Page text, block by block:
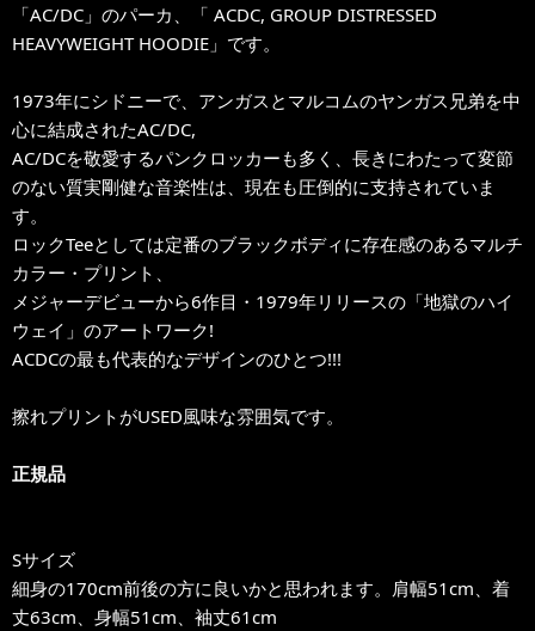
「AC/DC」のパーカ、「 ACDC, GROUP DISTRESSED
HEAVYWEIGHT HOODIE」です。
1973年にシドニーで、アンガスとマルコムのヤンガス兄弟を中
心に結成されたAC/DC,
AC/DCを敬愛するパンクロッカーも多く、長きにわたって変節
のない質実剛健な音楽性は、現在も圧倒的に支持されていま
す。
ロックTeeとしては定番のブラックボディに存在感のあるマルチ
カラー・プリント、
メジャーデビューから6作目・1979年リリースの「地獄のハイ
ウェイ」のアートワーク!
ACDCの最も代表的なデザインのひとつ!!!
擦れプリントがUSED風味な雰囲気です。
正規品
Sサイズ
細身の170cm前後の方に良いかと思われます。肩幅51cm、着
丈63cm、身幅51cm、袖丈61cm